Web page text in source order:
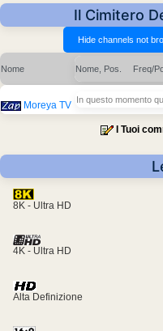
Il Cimitero
Nome Nome, Pos. Freq/
Moreya TV In questo momento
I Tuoi
8K - Ultra HD
4K - Ultra HD
Alta Definizione